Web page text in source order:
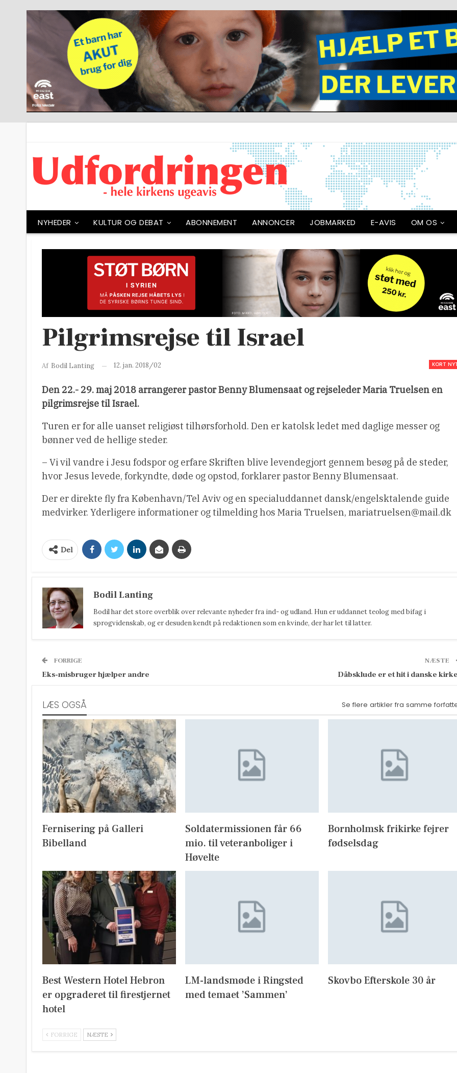
NYHEDER KULTUR OG DEBAT ABONNEMENT ANNONCER JOBMARKED E-AVIS OM OS
Pilgrimsrejse til Israel
KORT
Af Bodil Lanting 12. jan. 2018/02
Den 22.- 29. maj 2018 arrangerer pastor Benny Blumensaat og rejseleder Maria Truelsen en
pilgrimsrejse til Israel.
Turen er for alle uanset religiøst tilhørsforhold. Den er katolsk ledet med daglige messer og
bønner ved de hellige steder.
– Vi vil vandre i Jesu fodspor og erfare Skriften blive levendegjort gennem besøg på de steder,
hvor Jesus levede, forkyndte, døde og opstod, forklarer pastor Benny Blumensaat.
Der er direkte fly fra København/Tel Aviv og en specialuddannet dansk/engelsktalende guide
medvirker. Yderligere informationer og tilmelding hos Maria Truelsen, mariatruelsen@mail.dk
Del
Bodil Lanting
Bodil har det store overblik over relevante nyheder fra ind- og udland. Hun er uddannet teolog med bifag i
sprogvidenskab, og er desuden kendt på redaktionen som en kvinde, der har let til latter.
FORRIGE
Eks-misbruger hjælper andre
NÆSTE
Dåbsklude er et hit i danske
LÆS OGSÅ Se flere artikler fra samme
Fernisering på Galleri
Bibelland
Soldatermissionen får 66
mio. til veteranboliger i
Høvelte
Bornholmsk frikirke fejrer
fødselsdag
Best Western Hotel Hebron
er opgraderet til firestjernet
hotel
LM-landsmøde i Ringsted
med temaet ’Sammen’
Skovbo Efterskole 30 år
FORRIGE NÆSTE